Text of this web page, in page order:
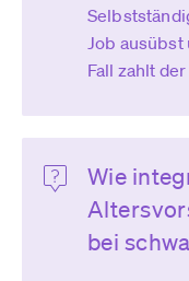
Job ausübst
Fall zahlt
Wie
bei